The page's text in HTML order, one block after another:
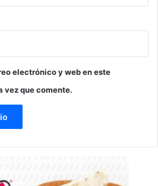
electrónico y web en este
vez que comente.